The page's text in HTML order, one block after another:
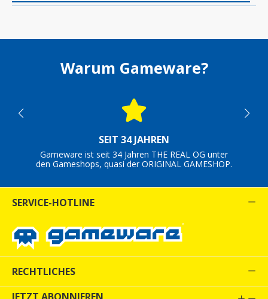
Warum Gameware?
SEIT 34 JAHREN
Gameware ist seit 34 Jahren THE REAL OG unter
den Gameshops, quasi der ORIGINAL GAMESHOP.
SERVICE-HOTLINE
RECHTLICHES